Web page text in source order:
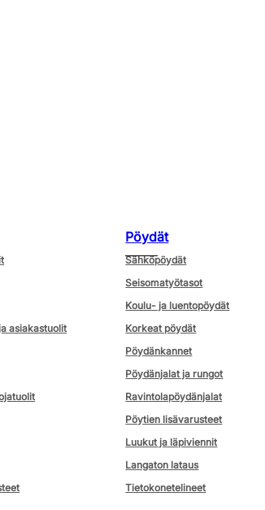
asiakastuolit
Pöydät
Sähköpöydät
Seisomatyötasot
Koulu- ja luentopöydät
Korkeat pöydät
Pöydänkannet
Pöydänjalat ja rungot
Ravintolapöydänjalat
Pöytien lisävarusteet
Luukut ja läpiviennit
Langaton lataus
Tietokonetelineet